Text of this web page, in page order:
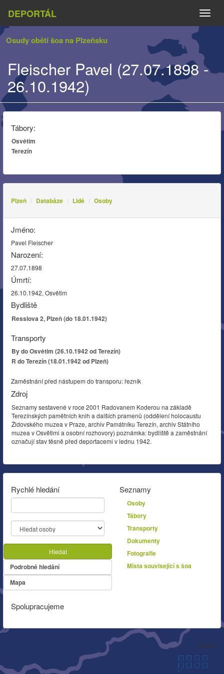
DEPORTÁL
Osudy obětí šoa na Plzeňsku
Fleischer Pavel (27.07.1898 -
26.10.1942)
Tábory:
Osvětim
Terezín
Plzeň Databáze Lidé Osoby
Jméno:
Pavel Fleischer
Narození:
27.07.1898
Úmrtí:
26.10.1942, Osvětim
Bydliště
Resslova 2, Plzeň (do 18.01.1942)
Transporty
By do Osvětim (26.10.1942 od Terezín)
R do Terezín (18.01.1942 od Plzeň)
Zaměstnání před nástupem do transporu: řezník
Zdroj
Seznamy sestavené v roce 2001 Radovanem Koderou na základě
Terezínských pamětních knih a dalších pramenů (oddělení holocaustu
Židovského muzea v Praze, archiv Památníku Terezín, archiv Státního
muzea v Osvětimi a osobní rozhovory) poznámka: bydliště a zaměstnání
označují stav těsně před deportacemi v lednu 1942.
Rychlé hledání
Hledat
Podrobné hledání
Mapa
Seznamy
Osoby
Tábory
Transporty
Dokumenty
Fotografie
Místa související s šoa
Spolupracujeme
Autor